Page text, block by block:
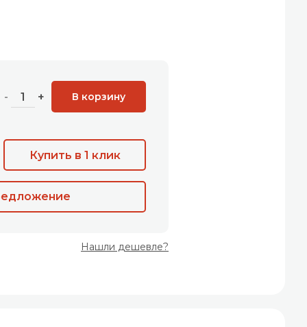
- +
Купить в 1 клик
В корзину
Нашли дешевле?